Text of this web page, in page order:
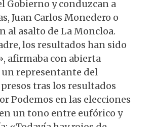
Gobierno y conduzcan a
Juan Carlos Monedero o
al asalto de La Moncloa.
los resultados han sido
afirmaba con abierta
representante del
tras los resultados
Podemos en las elecciones
un tono entre eufórico y